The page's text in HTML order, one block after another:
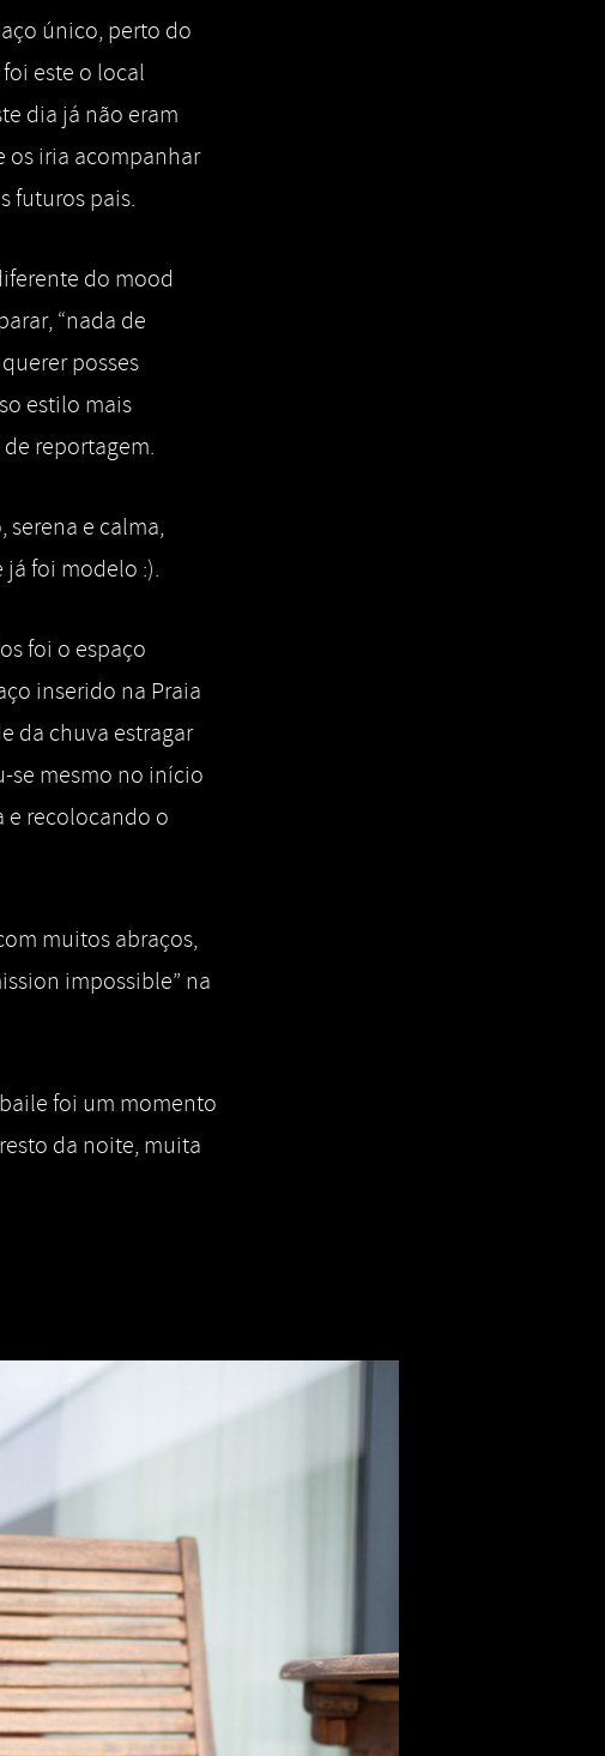
único, perto do
este o local
dia já não eram
os iria acompanhar
futuros pais.
do mood
“nada de
posses
estilo mais
reportagem.
serena e calma,
já foi modelo :).
foi o espaço
inserido na Praia
da chuva estragar
se mesmo no início
e recolocando o
muitos abraços,
impossible” na
foi um momento
da noite, muita